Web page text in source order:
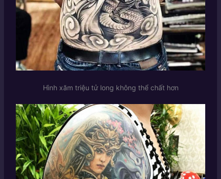
Hình xăm triệu tử long không thể chất hơn